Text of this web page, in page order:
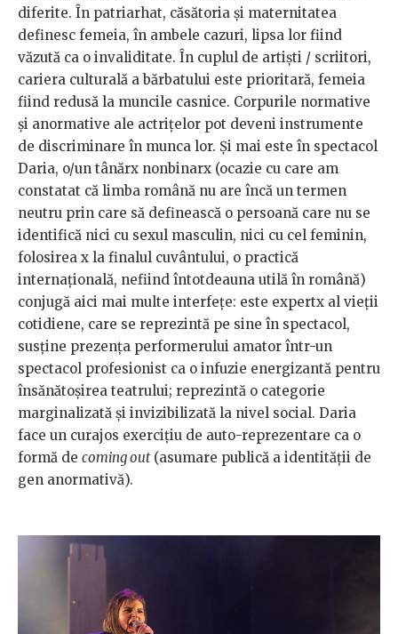
diferite. În patriarhat, căsătoria și maternitatea
definesc femeia, în ambele cazuri, lipsa lor fiind
văzută ca o invaliditate. În cuplul de artiști / scriitori,
cariera culturală a bărbatului este prioritară, femeia
fiind redusă la muncile casnice. Corpurile normative
și anormative ale actrițelor pot deveni instrumente
de discriminare în munca lor. Și mai este în spectacol
Daria, o/un tânărx nonbinarx (ocazie cu care am
constatat că limba română nu are încă un termen
neutru prin care să definească o persoană care nu se
identifică nici cu sexul masculin, nici cu cel feminin,
folosirea x la finalul cuvântului, o practică
internațională, nefiind întotdeauna utilă în română)
conjugă aici mai multe interfețe: este expertx al vieții
cotidiene, care se reprezintă pe sine în spectacol,
susține prezența performerului amator într-un
spectacol profesionist ca o infuzie energizantă pentru
însănătoșirea teatrului; reprezintă o categorie
marginalizată și invizibilizată la nivel social. Daria
face un curajos exercițiu de auto-reprezentare ca o
formă de coming out(asumare publică a identității de
gen anormativă).